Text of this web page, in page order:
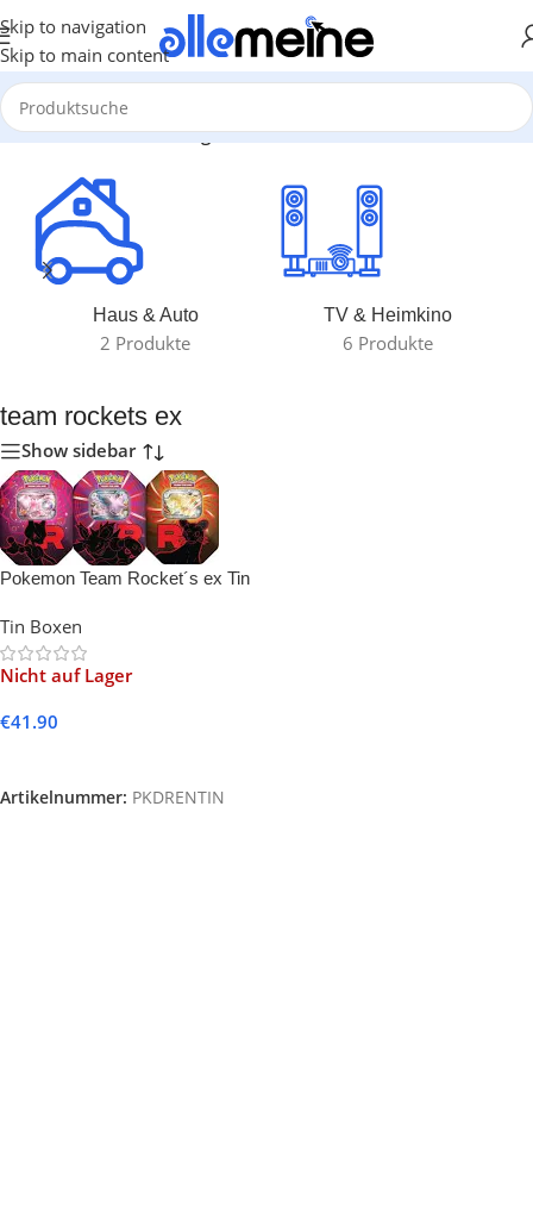
Skip to navigation
Skip to main content
Start/Produkte verschlagwortet mit „team rockets ex“
Haus & Auto
2 Produkte
TV & Heimkino
6 Produkte
team rockets ex
Show sidebar
Pokemon Team Rocket´s ex Tin
Tin Boxen
Nicht auf Lager
€41.90
Artikelnummer: PKDRENTIN